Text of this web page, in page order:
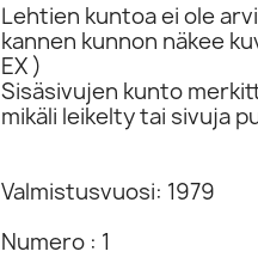
Lehtien kuntoa ei ole
kannen kunnon näkee
EX )
Sisäsivujen kunto
mikäli leikelty tai sivuja
Valmistusvuosi: 1979
Numero : 1